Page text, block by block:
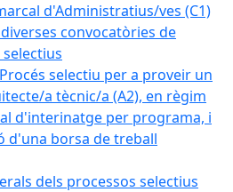
d'Administratius/ves (C1)
convocatòries de
selectiu per a proveir un
a tècnic/a (A2), en règim
d'interinatge per programa, i
d'una borsa de treball
dels processos selectius